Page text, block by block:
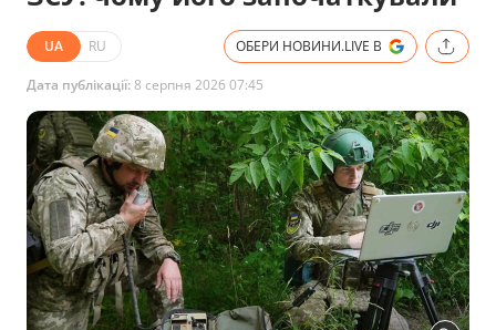
UA RU ОБЕРИ НОВИНИ.LIVE В
Дата публікації:8 серпня 2026 07:45